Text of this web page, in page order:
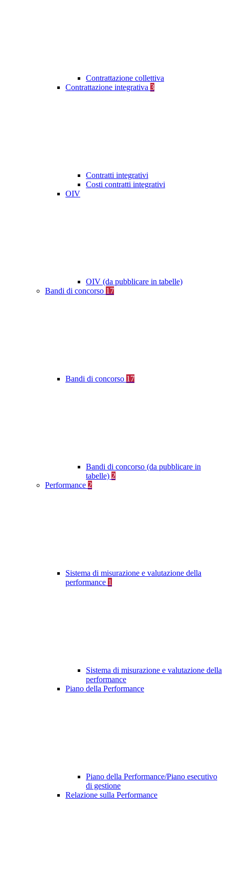
Contrattazione collettiva
Contrattazione integrativa 3
Contratti integrativi
Costi contratti integrativi
OIV
OIV (da pubblicare in tabelle)
Bandi di concorso 17
Bandi di concorso 17
Bandi di concorso (da pubblicare in
tabelle) 2
Performance 2
Sistema di misurazione e valutazione della
performance 1
Sistema di misurazione e valutazione della
performance
Piano della Performance
Piano della Performance/Piano esecutivo
di gestione
Relazione sulla Performance